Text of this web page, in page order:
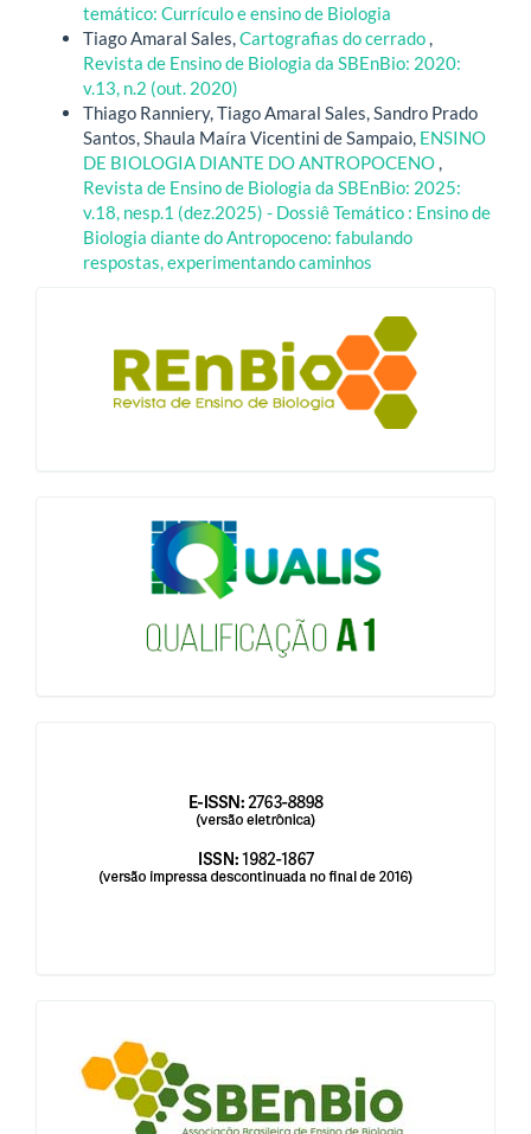
temático: Currículo e ensino de Biologia
Tiago Amaral Sales,Cartografias do cerrado,
Revista de Ensino de Biologia da SBEnBio: 2020:
v.13, n.2 (out. 2020)
Thiago Ranniery, Tiago Amaral Sales, Sandro Prado
Santos, Shaula Maíra Vicentini de Sampaio, ENSINO
DE BIOLOGIA DIANTE DO ANTROPOCENO,
Revista de Ensino de Biologia da SBEnBio: 2025:
v.18, nesp.1 (dez.2025) - Dossiê Temático : Ensino de
Biologia diante do Antropoceno: fabulando
respostas, experimentando caminhos
blocologosbenbio